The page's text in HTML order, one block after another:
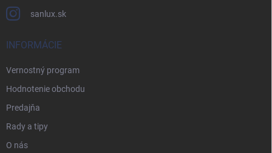
sanlux.sk
INFORMÁCIE
Vernostný program
Hodnotenie obchodu
Predajňa
Rady a tipy
O nás